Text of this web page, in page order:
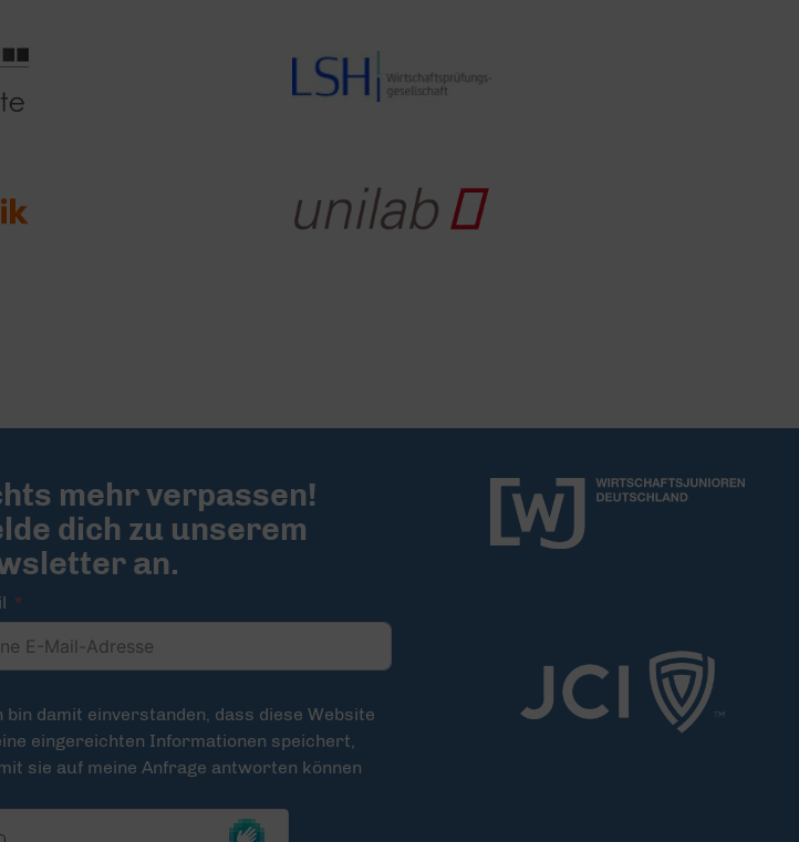
mehr verpassen!
dich zu unserem
an.
bin damit einverstanden, dass diese Website
eingereichten Informationen speichert,
sie auf meine Anfrage antworten können